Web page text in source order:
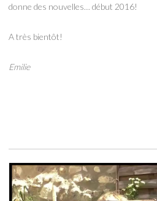
donne des nouvelles… début 2016!
A très bientôt!
Emilie